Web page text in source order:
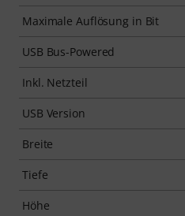
Maximale Auflösung in Bit
USB Bus-Powered
Inkl. Netzteil
USB Version
Breite
Tiefe
Höhe